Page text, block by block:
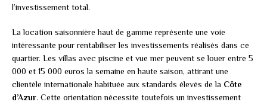
l’investissement total.
La location saisonnière haut de gamme représente une voie
intéressante pour rentabiliser les investissements réalisés dans ce
quartier. Les villas avec piscine et vue mer peuvent se louer entre 5
000 et 15 000 euros la semaine en haute saison, attirant une
clientèle internationale habituée aux standards élevés de la Côte
d’Azur. Cette orientation nécessite toutefois un investissement